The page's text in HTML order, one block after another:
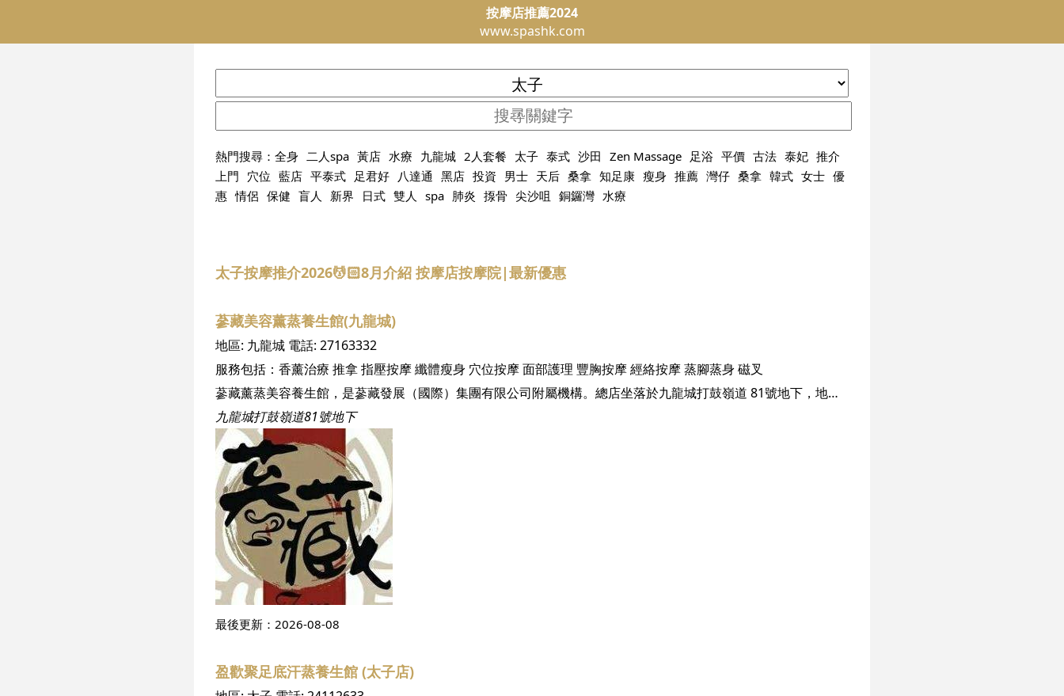
按摩店推薦2024
www.spashk.com
熱門搜尋： 全身 二人spa 黃店 水療 九龍城 2人套餐 太子 泰式 沙田 Zen Massage 足浴 平價 古法 泰妃 推介
上門 穴位 藍店 平泰式 足君好 八達通 黑店 投資 男士 天后 桑拿 知足康 瘦身 推薦 灣仔 桑拿 韓式 女士 優
惠 情侶 保健 盲人 新界 日式 雙人 spa 肺炎 揼骨 尖沙咀 銅鑼灣 水療
太子按摩推介2026💆🏻8月介紹 按摩店按摩院|最新優惠
蔘藏美容薰蒸養生館(九龍城)
地區: 九龍城 電話: 27163332
服務包括： 香薰治療 推拿指壓按摩纖體瘦身 穴位按摩面部護理 豐胸按摩經絡按摩蒸腳蒸身磁叉
蔘藏薰蒸美容養生館，是蔘藏發展（國際）集團有限公司附屬機構。總店坐落於九龍城打鼓嶺道 81號地下，地舖連二樓面積近 2,000平方尺。提供舒適，整潔和寧靜的環境，給繁忙的都市人一個偷閒養生的好去處。為配合客戶生活繁忙，但又注重身體保養的需要。本店抱著盡量方便顧客的前提，積極在各區開拓分店，務求令客戶能在勞累的工作之後，可以偷閒享受舒適又保健的理療服務。我們旗下除了總店，現已在尖沙咀，銅鑼灣，荃灣和太子開設了分店。
九龍城打鼓嶺道81號地下
最後更新： 2026-08-08
盈歡聚足底汗蒸養生館 (太子店)